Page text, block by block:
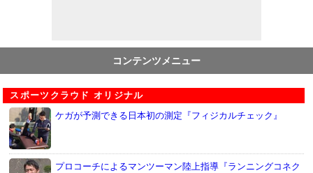
コンテンツメニュー
スポーツクラウド オリジナル
ケガが予測できる日本初の測定『フィジカルチェック』
プロコーチによるマンツーマン陸上指導『ランニングコネク